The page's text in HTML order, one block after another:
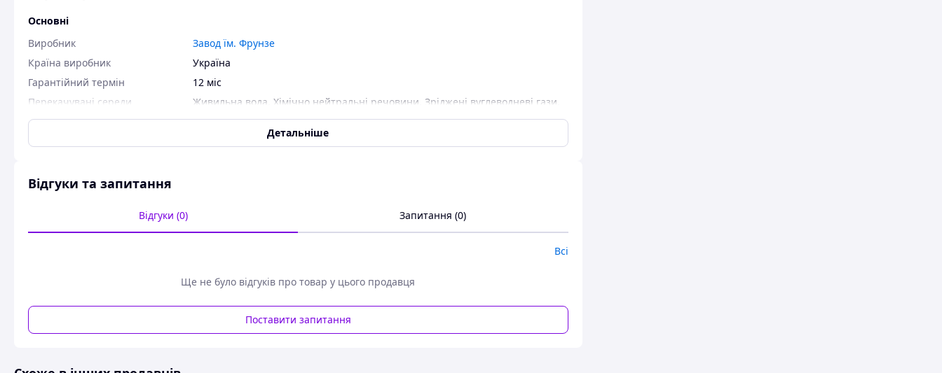
Основні
Виробник
Завод їм. Фрунзе
Країна виробник
Україна
Гарантійний термін
12 міс
Перекачувані середи
Живильна вода Хімічно нейтральні речовини Зріджені вуглеводневі гази
Чиста вода,Токсичні речовини,Хімічно активні речовини,Спирти,Вибухо-
пожежо-небезпечні речовини
вода
Користувальницькі характеристики
Насос хімічний відцентровий горизонтальний одноступінчастий консольний 8Х-9Т
Детальніше
Відгуки та запитання
Відгуки (0) Запитання (0)
Всі
Ще не було відгуків про товар у цього продавця
Поставити запитання